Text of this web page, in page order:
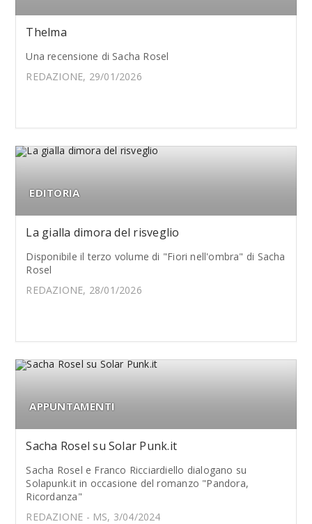
Thelma
Una recensione di Sacha Rosel
REDAZIONE, 29/01/2026
EDITORIA
La gialla dimora del risveglio
Disponibile il terzo volume di "Fiori nell'ombra" di Sacha
Rosel
REDAZIONE, 28/01/2026
APPUNTAMENTI
Sacha Rosel su Solar Punk.it
Sacha Rosel e Franco Ricciardiello dialogano su
Solapunk.it in occasione del romanzo "Pandora,
Ricordanza"
REDAZIONE - MS, 3/04/2024